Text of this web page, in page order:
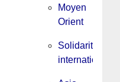
Moyen
Orient
Solidarité
internationale